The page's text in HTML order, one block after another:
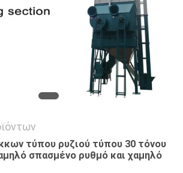
τύπου ρυζιού τύπου 30 τόνου
σπασμένο ρυθμό και χαμηλό